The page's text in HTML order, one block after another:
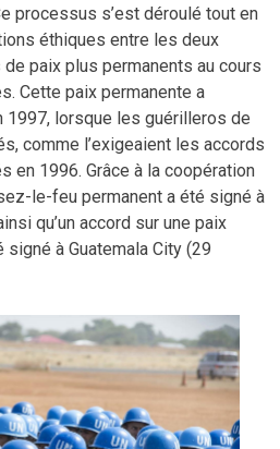
processus s’est déroulé tout en
éthiques entre les deux
paix plus permanents au cours
Cette paix permanente a
1997, lorsque les guérilleros de
comme l’exigeaient les accords
en 1996. Grâce à la coopération
le-feu permanent a été signé à
qu’un accord sur une paix
à Guatemala City (29